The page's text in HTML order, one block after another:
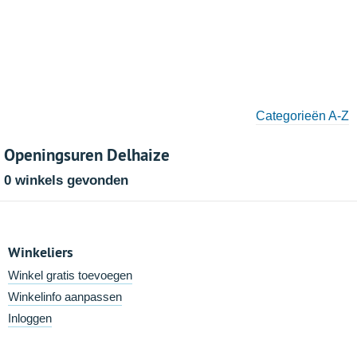
Categorieën A-Z
Openingsuren Delhaize
0 winkels gevonden
Winkeliers
Winkel gratis toevoegen
Winkelinfo aanpassen
Inloggen